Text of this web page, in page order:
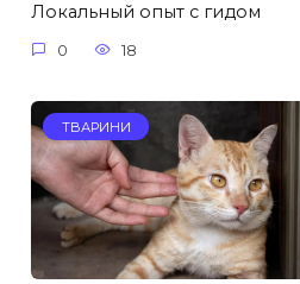
Локальный опыт с гидом
0 18
ТВАРИНИ